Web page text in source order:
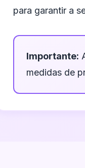
para garantir a
Importante:
medidas de